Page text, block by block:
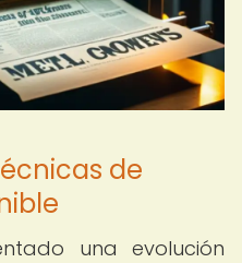
de
una evolución